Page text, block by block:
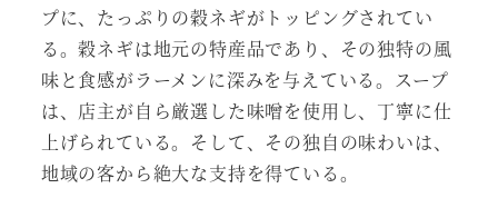
プに、たっぷりの穀ネギがトッピングされてい
る。穀ネギは地元の特産品であり、その独特の風
味と食感がラーメンに深みを与えている。スープ
は、店主が自ら厳選した味噌を使用し、丁寧に仕
上げられている。そして、その独自の味わいは、
地域の客から絶大な支持を得ている。